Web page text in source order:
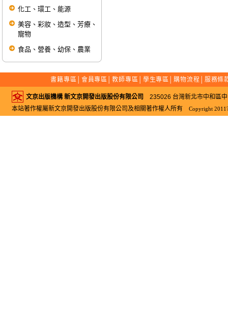
化工、環工、能源
美容、彩妝、造型、芳療、
寵物
食品、營養、幼保、農業
書籍專區 會員專區 │教師專區 學生專區 購物流程 服務條
文京出版機構 新文京開發出版股份有限公司
235026 台灣新北市中和區
本站著作權屬新文京開發出版股份有限公司及相關著作權人所有
Copyright